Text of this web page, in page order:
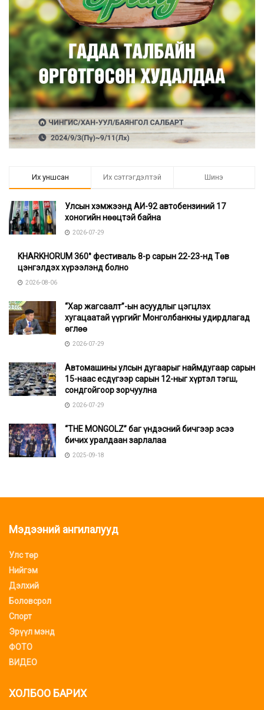
Их уншсан Их сэтгэгдэлтэй Шинэ
Улсын хэмжээнд АИ-92 автобензиний 17
хоногийн нөөцтэй байна
2026-07-29
KHARKHORUM 360° фестиваль 8-р сарын 22-23-нд Төв
цэнгэлдэх хүрээлэнд болно
2026-08-06
“Хар жагсаалт”-ын асуудлыг цэгцлэх
хугацаатай үүргийг Монголбанкны удирдлагад
өглөө
2026-07-29
Автомашины улсын дугаарыг наймдугаар сарын
15-наас есдүгээр сарын 12-ныг хүртэл тэгш,
сондгойгоор зорчуулна
2026-07-29
“THE MONGOLZ” баг үндэсний бичгээр эсээ
бичих уралдаан зарлалаа
2025-09-18
Мэдээний ангилалууд
Улс төр
Нийгэм
Дэлхий
Боловсрол
Спорт
Эрүүл мэнд
ФОТО
ВИДЕО
ХОЛБОО БАРИХ